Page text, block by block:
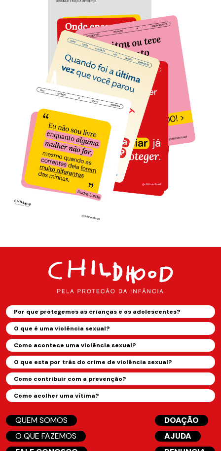
Por que protegemos as crianças e os adolescentes?
O que é uma violência sexual?
Como acontece uma violência sexual?
O que esta por trás do crime de violência sexual?
Como contribuir com a prevenção?
Como acolher uma vítima?
QUEM SOMOS
O QUE FAZEMOS
DOAÇÃO
AJUDA